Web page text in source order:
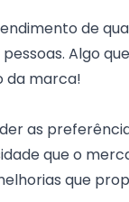
de
Algo
da marca!
as
que o
que